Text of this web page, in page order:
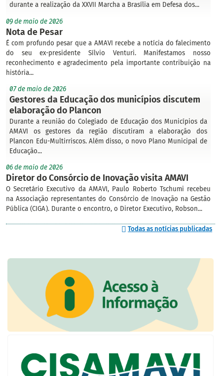
durante a realização da XXVII Marcha a Brasília em Defesa dos...
09 de maio de 2026
Nota de Pesar
É com profundo pesar que a AMAVI recebe a notícia do falecimento
do seu ex-presidente Sílvio Venturi. Manifestamos nosso
reconhecimento e agradecimento pela importante contribuição na
história...
07 de maio de 2026
Gestores da Educação dos municípios discutem
elaboração do Plancon
Durante a reunião do Colegiado de Educação dos Municípios da
AMAVI os gestores da região discutiram a elaboração dos
Plancon Edu-Multirriscos. Além disso, o novo Plano Municipal de
Educação...
06 de maio de 2026
Diretor do Consórcio de Inovação visita AMAVI
O Secretário Executivo da AMAVI, Paulo Roberto Tschumi recebeu
na Associação representantes do Consórcio de Inovação na Gestão
Pública (CIGA). Durante o encontro, o Diretor Executivo, Robson...
Todas as notícias publicadas